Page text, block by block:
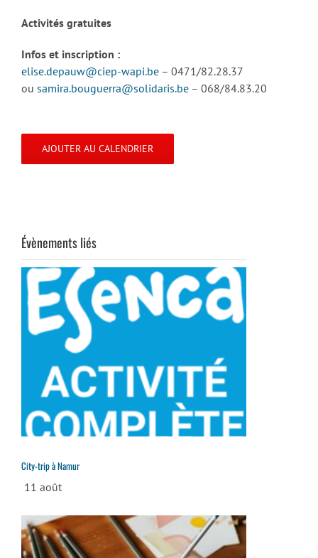
Activités gratuites
Infos et inscription :
elise.depauw@ciep-wapi.be – 0471/82.28.37
ou samira.bouguerra@solidaris.be – 068/84.83.20
AJOUTER AU CALENDRIER
Évènements liés
City-trip à Namur
11 août